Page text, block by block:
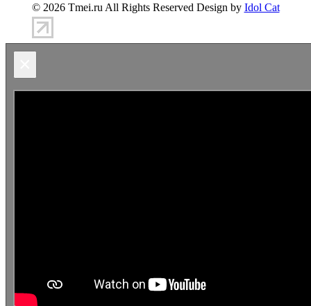
© 2026 Tmei.ru All Rights Reserved Design by Idol Cat